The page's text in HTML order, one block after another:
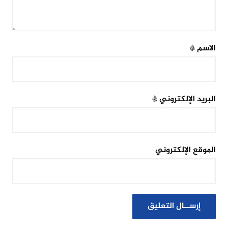
الاسم*
البريد الإلكتروني*
الموقع الإلكتروني